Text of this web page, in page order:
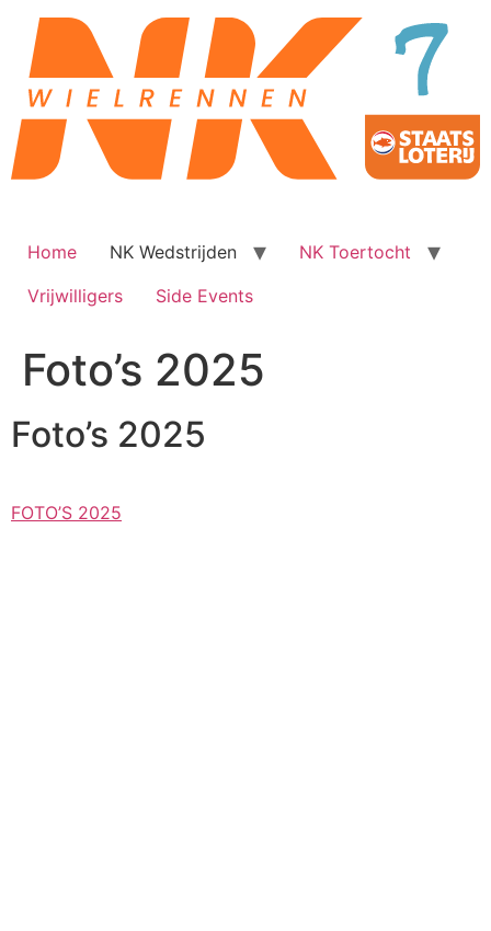
naar
inhoud
Home NK Wedstrijden
NK Toertocht
Vrijwilligers
Side Events
Foto’s 2025
Foto’s 2025
FOTO’S 2025